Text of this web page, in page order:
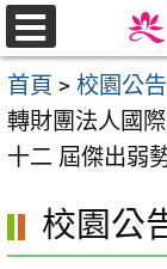
跳
至
主
要
內
首頁 > 校園公告
轉財團法人國
十二 屆傑出弱
校園公
選
單